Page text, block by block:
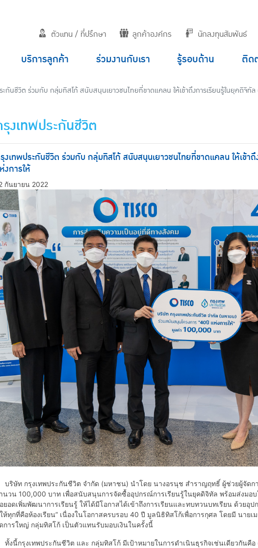
ตัวแทน / ที่ปรึกษา ลูกค้าองค์กร นักลงทุนสัมพันธ์
บริการลูกค้า ร่วมงานกับเรา รู้รอบด้าน ติด
ะกันชีวิต ร่วมกับ กลุ่มทิสโก้ สนับสนุนเยาวชนไทยที่ขาดแคลน ให้เข้าถึงการเรียนรู้ในยุคดิจิทัล
งเทพประกันชีวิต
งเทพประกันชีวิต ร่วมกับ กลุ่มทิสโก้ สนับสนุนเยาวชนไทยที่ขาดแคลน ให้เข้า
งการให้
กันยายน 2022
ริษัท กรุงเทพประกันชีวิต จำกัด (มหาชน) นำโดย นางอรนุช สำราญฤทธิ์ ผู้ช่วยผู้จัดก
นวน 100,000 บาท เพื่อสนับสนุนการจัดซื้ออุปกรณ์การเรียนรู้ในยุคดิจิทัล พร้อมส่งมอ
ยอดเพิ่มพัฒนาการเรียนรู้ ให้ได้มีโอกาสได้เข้าถึงการเรียนและทบทวนบทเรียน ด้วยอุ
ห้ทุกที่คือห้องเรียน” เนื่องในโอกาสครบรอบ 40 ปี มูลนิธิทิสโก้เพื่อการกุศล โดยมี นาย
การใหญ่ กลุ่มทิสโก้ เป็นตัวแทนรับมอบเงินในครั้งนี้
งนี้กรุงเทพประกันชีวิต และ กลุ่มทิสโก้ มีเป้าหมายในการดำเนินธุรกิจเช่นเดียวกันคื